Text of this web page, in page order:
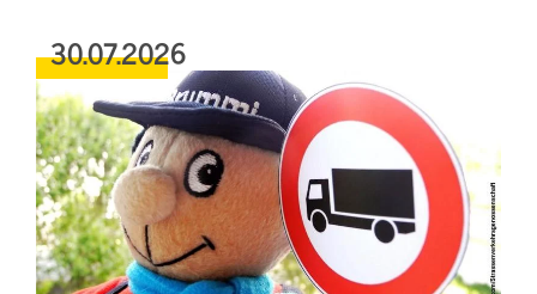
30.07.2026